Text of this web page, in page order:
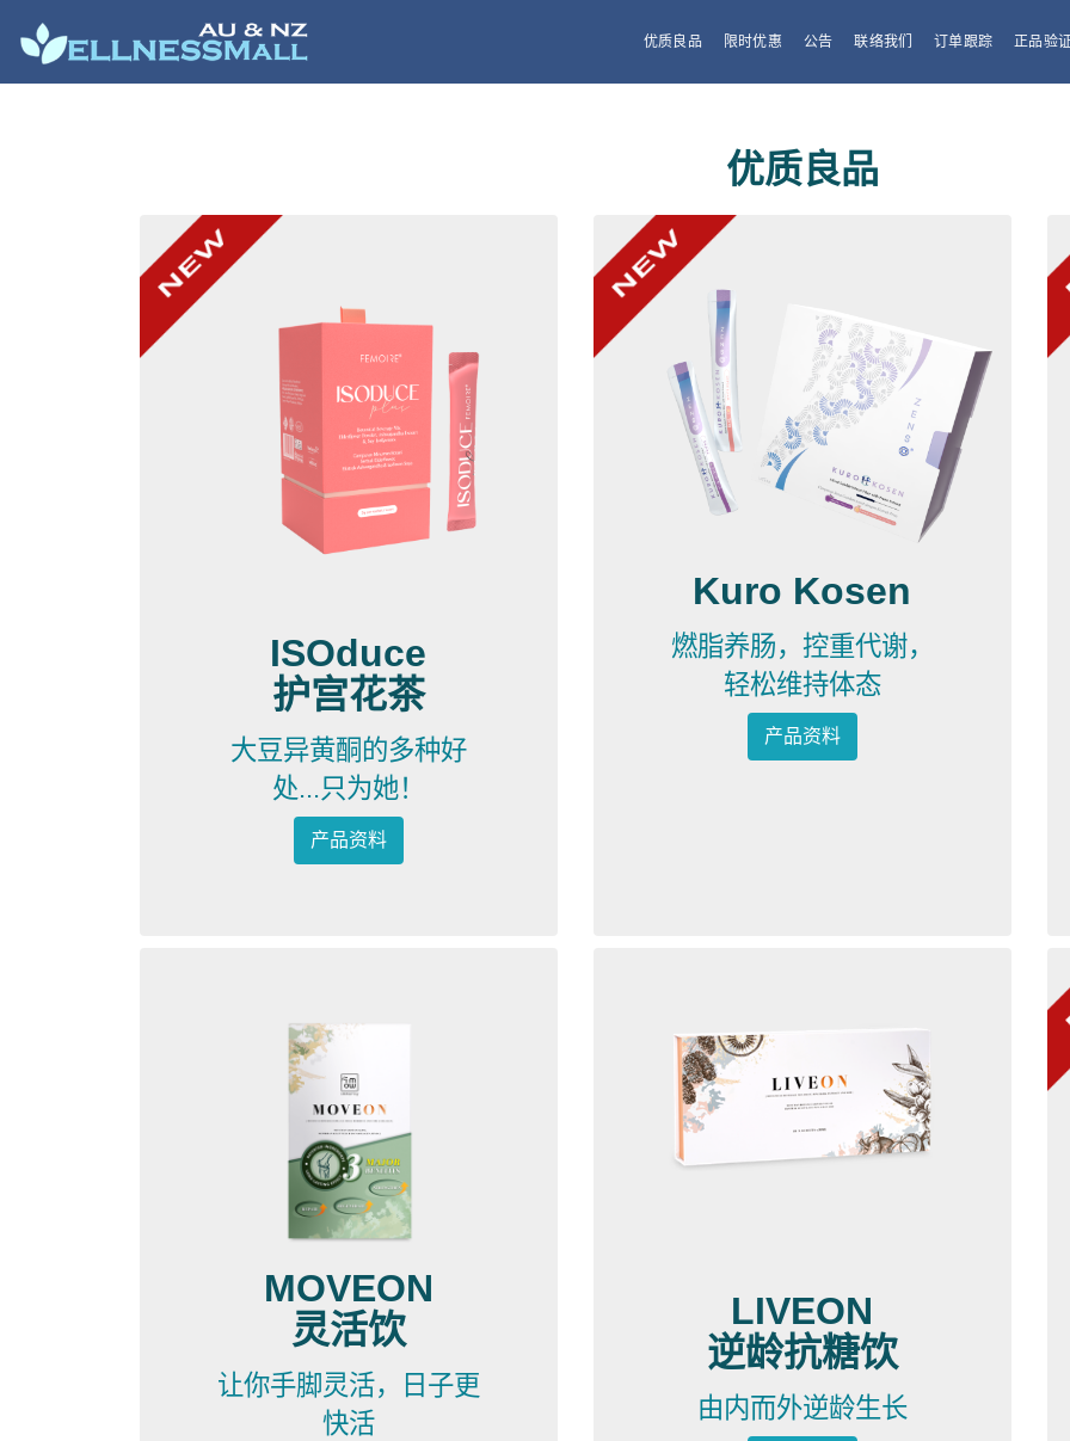
优质良品 限时优惠 公告 联络我们 订单跟踪 正品验
优质良品
ISOduce
护宫花茶
大豆异黄酮的多种好
处...只为她！
产品资料
Kuro Kosen
燃脂养肠，控重代谢，
轻松维持体态
产品资料
MOVEON
灵活饮
让你手脚灵活，日子更
快活
LIVEON
逆龄抗糖饮
由内而外逆龄生长